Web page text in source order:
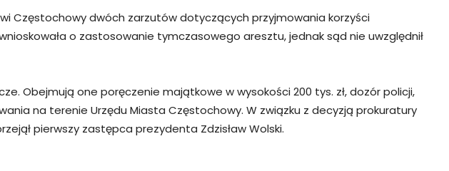
Częstochowy dwóch zarzutów dotyczących przyjmowania korzyści
o zastosowanie tymczasowego aresztu, jednak sąd nie uwzględnił
Obejmują one poręczenie majątkowe w wysokości 200 tys. zł, dozór policji,
na terenie Urzędu Miasta Częstochowy. W związku z decyzją prokuratury
pierwszy zastępca prezydenta Zdzisław Wolski.